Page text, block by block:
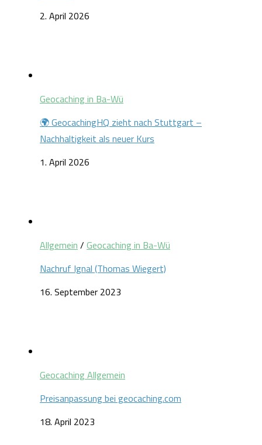
2. April 2026
Geocaching in Ba-Wü
🌍 GeocachingHQ zieht nach Stuttgart –
Nachhaltigkeit als neuer Kurs
1. April 2026
Allgemein / Geocaching in Ba-Wü
Nachruf Ignal (Thomas Wiegert)
16. September 2023
Geocaching Allgemein
Preisanpassung bei geocaching.com
18. April 2023